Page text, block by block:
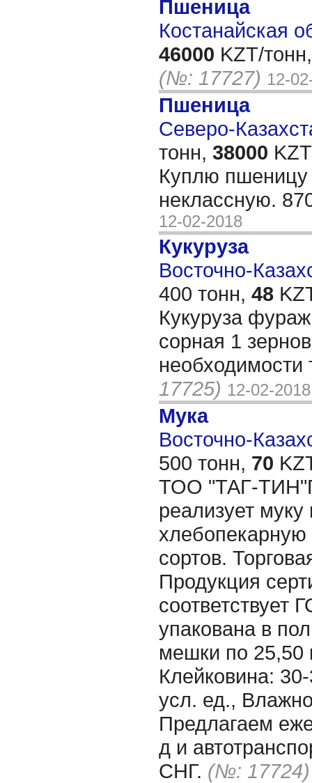
Пшеница
Костанайская
46000 KZT/тонн,
(№: 17727) 12-
Пшеница
Северо-
тонн, 38000
Куплю
неклассную.
12-02-2018
Кукуруза
Восточно-
400 тонн, 48
Кукуруза
сорная 1
17725) 12-02-2018
Мука
Восточно-
500 тонн, 70
ТОО "ТАГ-
реализует
хлебопекарную
сортов.
Продукция
соответствует
упакована в
мешки по 25,50
Клейковина:
усл. ед.,
Предлагаем
д и
СНГ. (№: 17724)